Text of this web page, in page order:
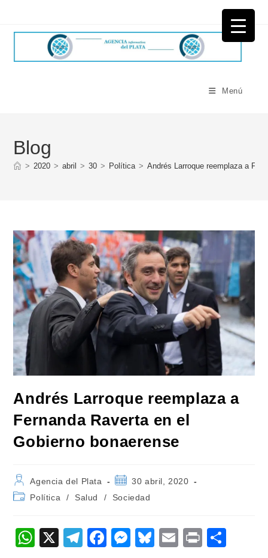
Menú
Blog
> 2020 > abril > 30 > Política > Andrés Larroque reemplaza a
Andrés Larroque reemplaza a
Fernanda Raverta en el
Gobierno bonaerense
Autor
de
la
Agencia del Plata
Publicación
la
30 abril, 2020
Categoría
entrada:
Política / Salud / Sociedad
W
X
T
F
M
Bl
E
Pr